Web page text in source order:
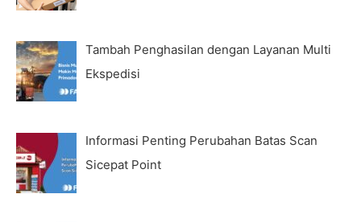
Tambah Penghasilan dengan Layanan Multi
Ekspedisi
Informasi Penting Perubahan Batas Scan
Sicepat Point